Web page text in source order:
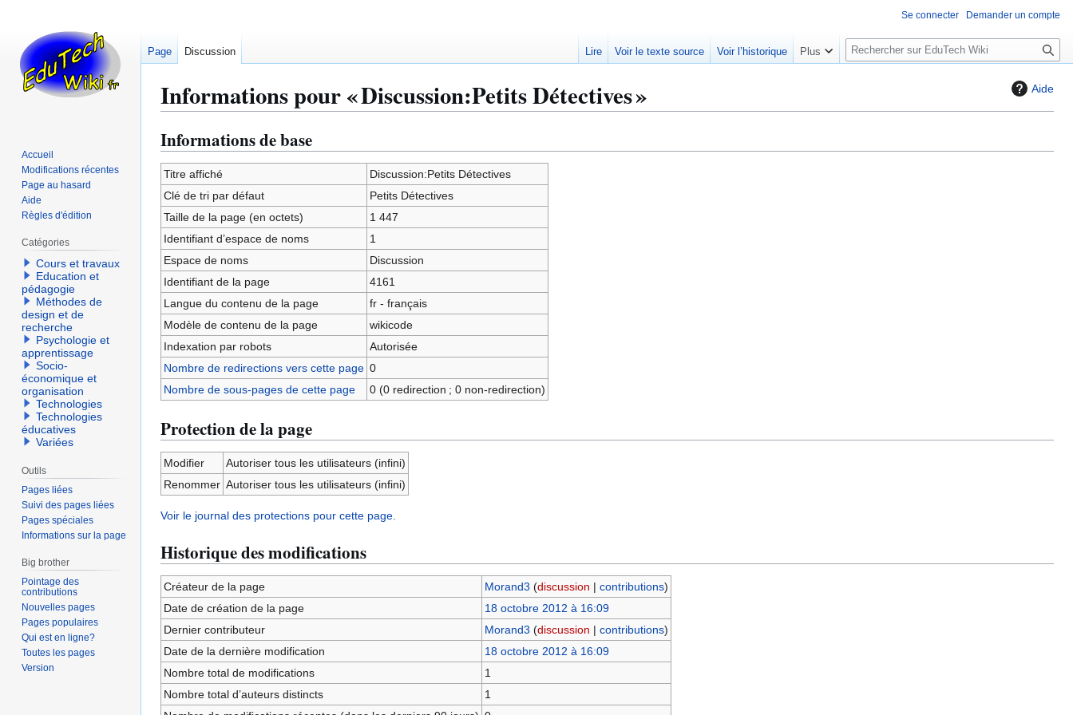
Aide
Informations pour « Discussion:Petits Détectives »
Aller
à
la
navigation
Aller
à
la
recherche
Informations de base
Titre affiché
Discussion:Petits Détectives
Clé de tri par défaut
Petits Détectives
Taille de la page (en octets)
1 447
Identifiant dʼespace de noms
1
Espace de noms
Discussion
Identifiant de la page
4161
Langue du contenu de la page
fr - français
Modèle de contenu de la page
wikicode
Indexation par robots
Autorisée
Nombre de redirections vers cette page 0
Nombre de sous-pages de cette page
0 (0 redirection ; 0 non-redirection)
Protection de la page
Modifier
Autoriser tous les utilisateurs (infini)
Renommer Autoriser tous les utilisateurs (infini)
Voir le journal des protections pour cette page.
Historique des modifications
Créateur de la page Morand3 (discussion | contributions)
Date de création de la page
18 octobre 2012 à 16:09
Dernier contributeur
Morand3 (discussion | contributions)
Date de la dernière modification
18 octobre 2012 à 16:09
Nombre total de modifications
1
Nombre total d’auteurs distincts
1
Se connecter Demander un compte
Page Discussion Lire Voir le texte source Voir l’historique Plus
R
e
e
c
Accueil
Modifications récentes
Page au hasard
Aide
Règles d'édition
Catégories
Cours et travaux
Education et
pédagogie
Méthodes de
design et de
recherche
Psychologie et
apprentissage
Socio-
économique et
organisation
Technologies
Technologies
éducatives
Variées
Outils
Pages liées
Suivi des pages liées
Pages spéciales
Informations sur la page
Big brother
Pointage des
contributions
Nouvelles pages
Pages populaires
Qui est en ligne?
Toutes les pages
Version